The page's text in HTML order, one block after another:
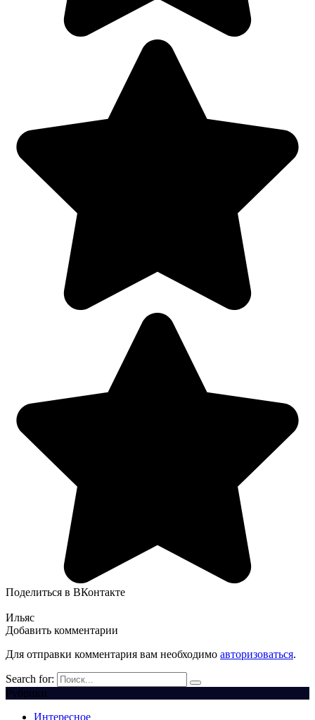
Поделиться в ВКонтакте
Ильяс
Добавить комментарии
Для отправки комментария вам необходимо авторизоваться.
Search for:
Рубрики
Интересное